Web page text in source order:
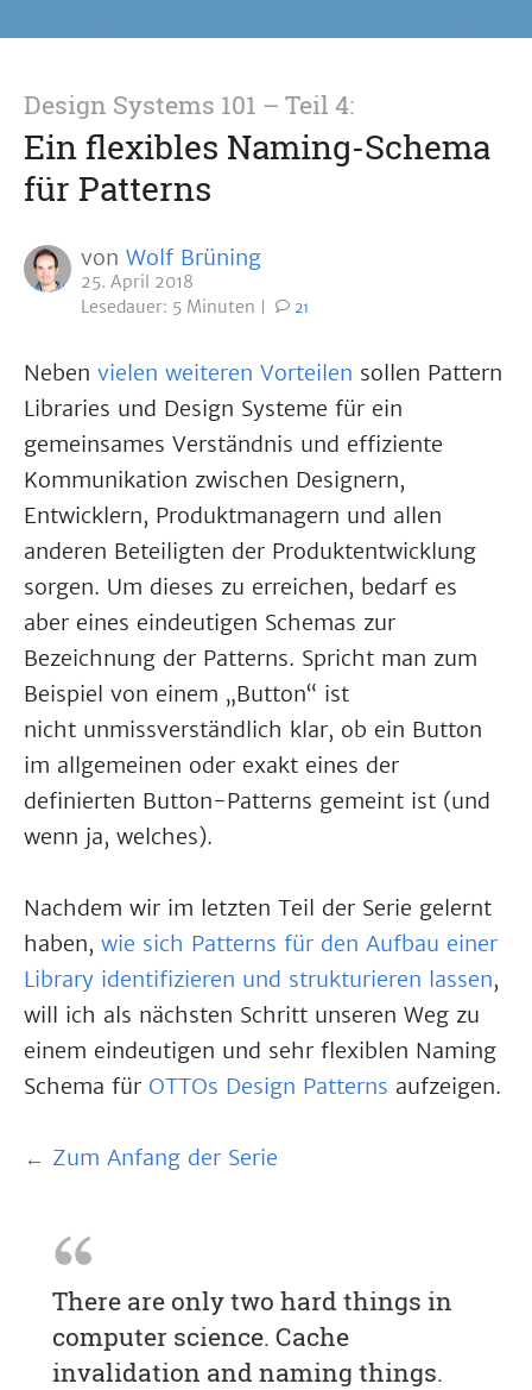
Design Systems 101 – Teil 4:
Ein flexibles Naming-Schema
für Patterns
von Wolf Brüning
25. April 2018
Lesedauer: 5 Minuten
21
Neben vielen weiteren Vorteilen sollen Pattern
Libraries und Design Systeme für ein
gemeinsames Verständnis und effiziente
Kommunikation zwischen Designern,
Entwicklern, Produktmanagern und allen
anderen Beteiligten der Produktentwicklung
sorgen. Um dieses zu erreichen, bedarf es
aber eines eindeutigen Schemas zur
Bezeichnung der Patterns. Spricht man zum
Beispiel von einem „Button“ ist
nicht unmissverständlich klar, ob ein Button
im allgemeinen oder exakt eines der
definierten Button-Patterns gemeint ist (und
wenn ja, welches).
Nachdem wir im letzten Teil der Serie gelernt
haben, wie sich Patterns für den Aufbau einer
Library identifizieren und strukturieren lassen,
will ich als nächsten Schritt unseren Weg zu
einem eindeutigen und sehr flexiblen Naming
Schema für OTTOs Design Patterns aufzeigen.
← Zum Anfang der Serie
There are only two hard things in
computer science. Cache
invalidation and naming things.